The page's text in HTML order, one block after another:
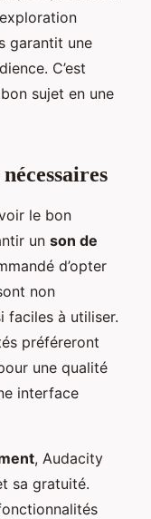
garantit une
C’est
sujet en une
le bon
un son de
d’opter
non
faciles à utiliser.
préféreront
une qualité
interface
, Audacity
sa gratuité.